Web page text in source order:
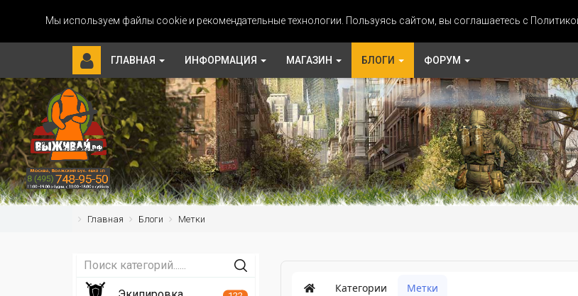
Мы используем файлы cookie и рекомендательные технологии. Пользуясь сайтом, вы соглашаетесь с
ГЛАВНАЯ ИНФОРМАЦИЯ МАГАЗИН БЛОГИ ФОРУМ
Главная Блоги Метки
Категории Метки